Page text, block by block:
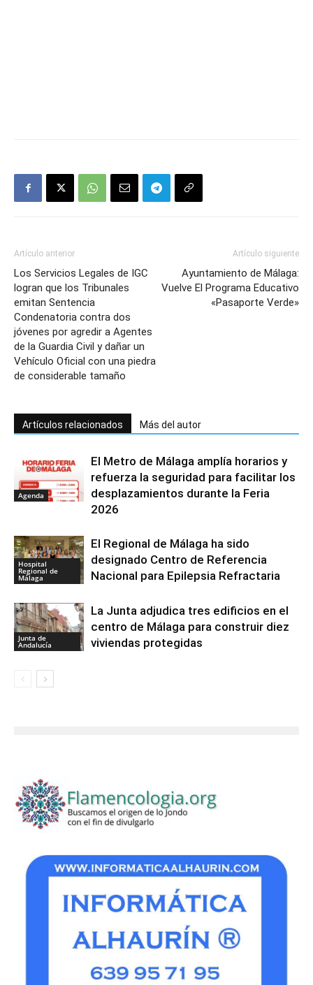
Artículo anterior
Los Servicios Legales de IGC
logran que los Tribunales
emitan Sentencia
Condenatoria contra dos
jóvenes por agredir a Agentes
de la Guardia Civil y dañar un
Vehículo Oficial con una piedra
de considerable tamaño
Artículo siguiente
Ayuntamiento de Málaga:
Vuelve El Programa Educativo
«Pasaporte Verde»
Artículos relacionados Más del autor
Agenda
El Metro de Málaga amplía horarios y
refuerza la seguridad para facilitar los
desplazamientos durante la Feria
2026
Hospital
Regional de
Málaga
El Regional de Málaga ha sido
designado Centro de Referencia
Nacional para Epilepsia Refractaria
Junta de
Andalucía
La Junta adjudica tres edificios en el
centro de Málaga para construir diez
viviendas protegidas